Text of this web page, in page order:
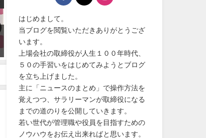
アフィリエイト
【渋滞対策】ゴールデンウィー
ク車内非常用携帯トイレ！送料
無料 大人 子供 女性 男性 臭わな
い 使い捨て 固まる 簡易トイレ
2024年4月30日
【蚊取り】オニヤンマ虫よ
ペット・犬・ワンちゃんに
心 12cm帽子ブローチ 送
2024年6月24日
はじめまして。
当ブログを閲覧いただきありがとうござ
います。
上場会社の取締役が人生１００年時代、
５０の手習いをはじめてみようとブログ
を立ち上げました。
主に「ニュースのまとめ」で操作方法を
覚えつつ、サラリーマンが取締役になる
までの道のりを公開していきます。
若い世代が管理職や役員を目指すための
ノウハウをお伝え出来ればと思います。